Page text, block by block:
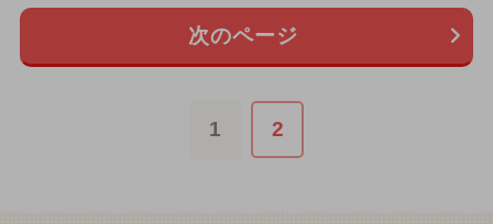
次のページ
1 2